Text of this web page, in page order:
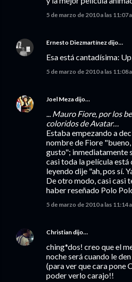
5 de marzo de 2010 a las 11:07
Ernesto Diezmartínez dijo…
Esa está cantadísima:
5 de marzo de 2010 a las 11:08
Joel Meza dijo…
... Mauro Fiore, por los
coloridos de Avatar…
Estaba empezando a
nombre de Fiore
gusto"; inmediatamente
casi toda la película
leyendo dije "ah, pos sí.
De otro modo, casi casi
haber reseñado Polo
5 de marzo de 2010 a las 11:14
Christian dijo…
ching*dos! creo que el
noche será cuando le
(para ver que cara pone
poder verlo carajo!!